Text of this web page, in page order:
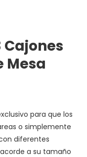
Mesa
para que los
o simplemente
diferentes
a su tamaño